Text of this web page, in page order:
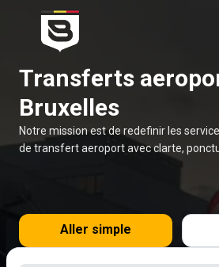
Transferts
Bruxelles
Notre mission est de redefinir les
de transfert aeroport avec clarte,
Aller simple